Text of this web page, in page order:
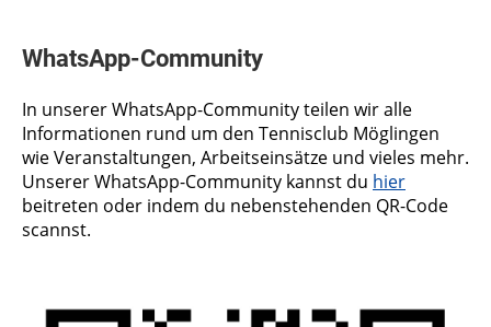
WhatsApp-Community
In unserer WhatsApp-Community teilen wir alle
Informationen rund um den Tennisclub Möglingen
wie Veranstaltungen, Arbeitseinsätze und vieles mehr.
Unserer WhatsApp-Community kannst du hier
beitreten oder indem du nebenstehenden QR-Code
scannst.